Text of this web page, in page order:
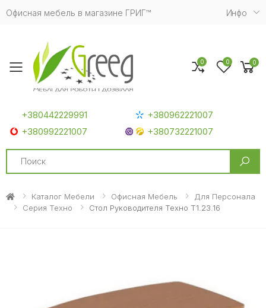
Офисная мебель в магазине ГРИГ™ Инфо
Toggle mobile menu
+380442229991
+380962221007
+380992221007
+380732221007
Search
0 0 0
Каталог Мебели Офисная Мебель
Для Персонала
Серия Техно
Стол Руководителя Техно T1.23.16